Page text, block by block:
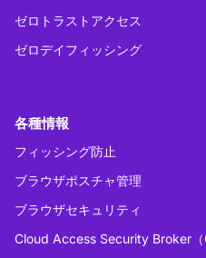
ゼロトラストアクセス
ゼロデイフィッシング
各種情報
フィッシング防止
ブラウザポスチャ管理
ブラウザセキュリティ
Cloud Access Security Broker（